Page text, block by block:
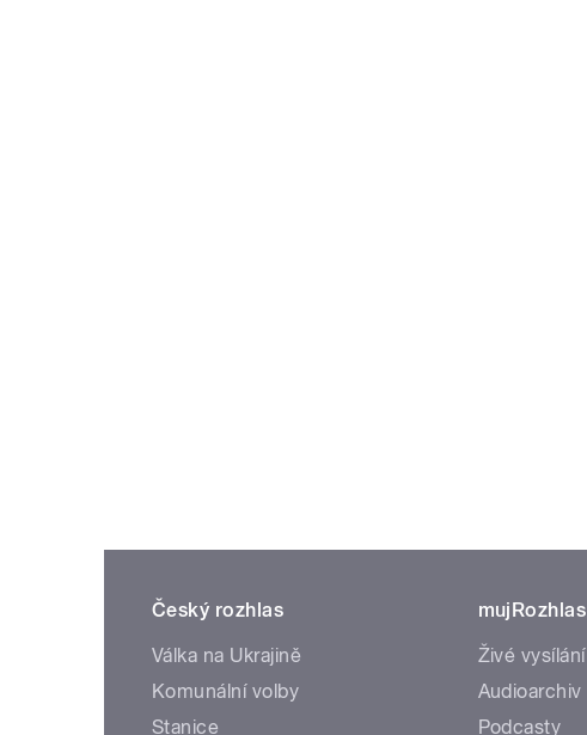
Český rozhlas
Válka na Ukrajině
Komunální volby
Stanice
mujRozhlas
Živé vysílání
Audioarchiv
Podcasty